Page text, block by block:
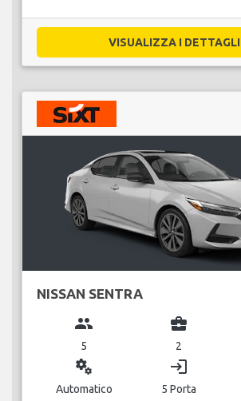
VISUALIZZA I
NISSAN SENTRA
group
5
business_center
2
miscellaneous_services
Automatico
login
5 Porta